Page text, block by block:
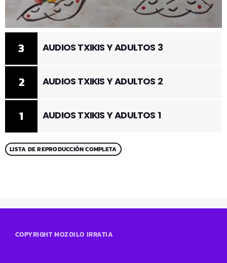
1 AUDIOS TXIKIS Y ADULTOS 1
2 AUDIOS TXIKIS Y ADULTOS 2
3 AUDIOS TXIKIS Y ADULTOS 3
LISTA DE REPRODUCCIÓN COMPLETA
COPYRIGHT MOZOILO IRRATIA